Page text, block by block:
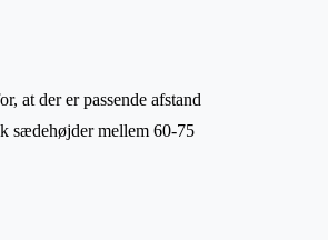
at der er passende afstand
sædehøjder mellem 60-75